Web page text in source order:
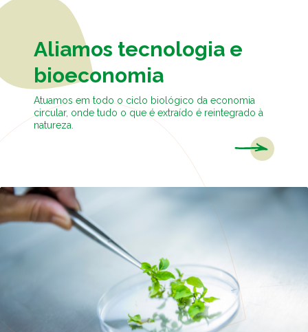
Aliamos tecnologia e
bioeconomia
Atuamos em todo o ciclo biológico da economia
circular, onde tudo o que é extraído é reintegrado à
natureza.